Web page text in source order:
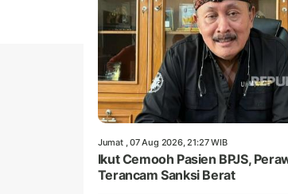
Jumat , 07 Aug 2026, 21:27 WIB
Ikut Cemooh Pasien BPJS,
Terancam Sanksi Berat